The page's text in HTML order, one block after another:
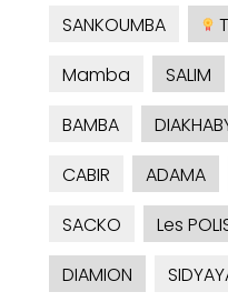
SANKOUMBA
Mamba
SALIM
BAMBA
CABIR
ADAMA
SACKO
Les
DIAMION